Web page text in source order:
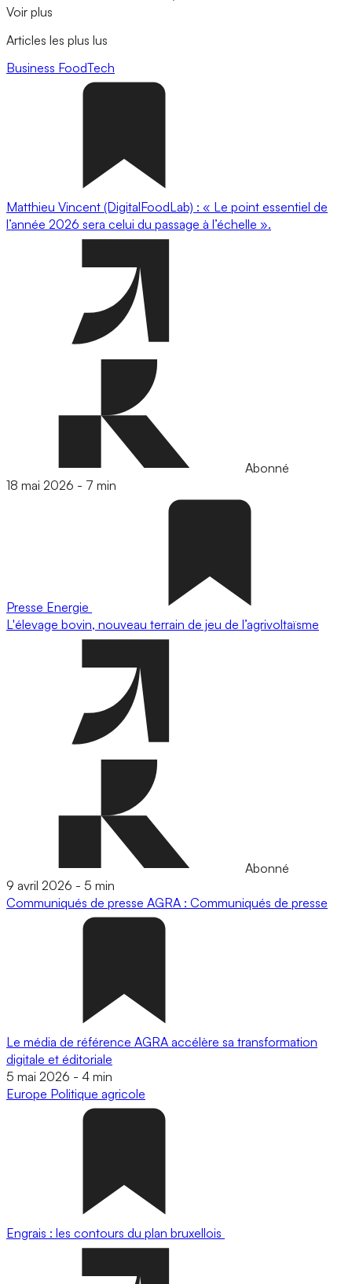
Voir plus
Articles les plus lus
Business FoodTech
Matthieu Vincent (DigitalFoodLab) : « Le point essentiel de
l’année 2026 sera celui du passage à l’échelle ».
Abonné
18 mai 2026 - 7 min
Presse Energie
L'élevage bovin, nouveau terrain de jeu de l’agrivoltaïsme
Abonné
9 avril 2026 - 5 min
Communiqués de presse AGRA : Communiqués de presse
Le média de référence AGRA accélère sa transformation
digitale et éditoriale
5 mai 2026 - 4 min
Europe Politique agricole
Engrais : les contours du plan bruxellois